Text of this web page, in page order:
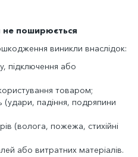
не поширюється
виникли внаслідок:
підключення або
товаром;
падіння, подряпини
(волога, пожежа, стихійні
або витратних матеріалів.